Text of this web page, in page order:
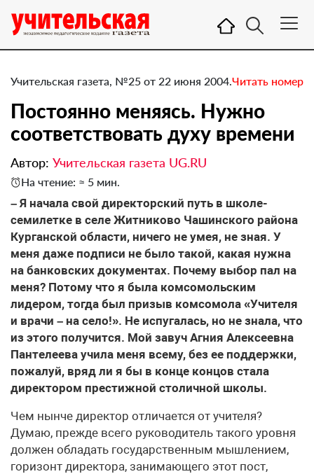
Учительская газета, №25 от 22 июня 2004.Читать номер
Постоянно меняясь. Нужно
соответствовать духу времени
Автор: Учительская газета UG.RU
На чтение: ≈ 5 мин.
– Я начала свой директорский путь в школе-
семилетке в селе Житниково Чашинского района
Курганской области, ничего не умея, не зная. У
меня даже подписи не было такой, какая нужна
на банковских документах. Почему выбор пал на
меня? Потому что я была комсомольским
лидером, тогда был призыв комсомола «Учителя
и врачи – на село!». Не испугалась, но не знала, что
из этого получится. Мой завуч Агния Алексеевна
Пантелеева учила меня всему, без ее поддержки,
пожалуй, вряд ли я бы в конце концов стала
директором престижной столичной школы.
Чем нынче директор отличается от учителя?
Думаю, прежде всего руководитель такого уровня
должен обладать государственным мышлением,
горизонт директора, занимающего этот пост,